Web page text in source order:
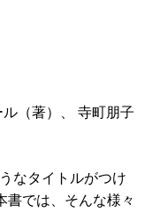
（著）、 寺町朋子
なタイトルがつけ
書では、そんな様々